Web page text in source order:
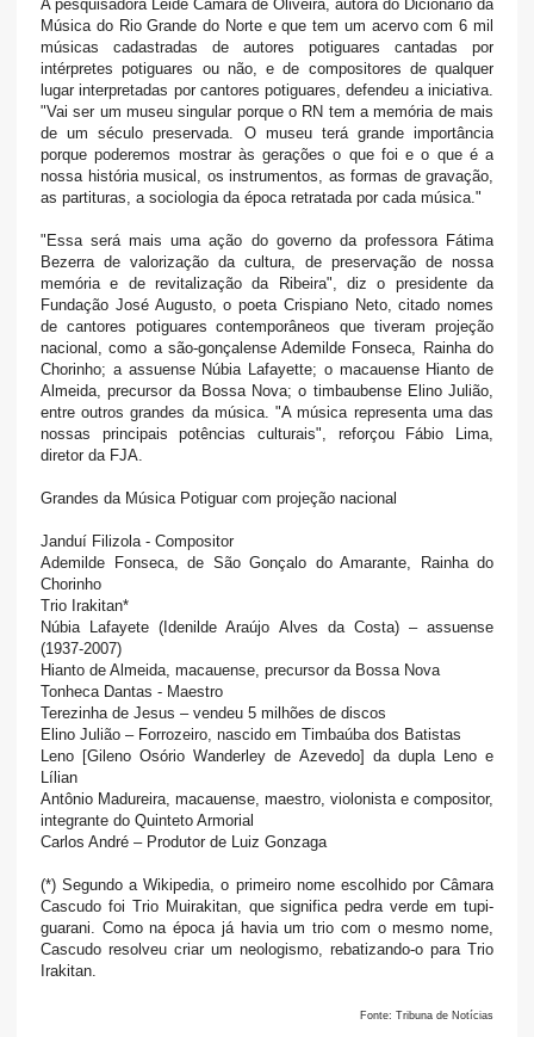
A pesquisadora Leide Câmara de Oliveira, autora do Dicionário da
Música do Rio Grande do Norte e que tem um acervo com 6 mil
músicas cadastradas de autores potiguares cantadas por
intérpretes potiguares ou não, e de compositores de qualquer
lugar interpretadas por cantores potiguares, defendeu a iniciativa.
"Vai ser um museu singular porque o RN tem a memória de mais
de um século preservada. O museu terá grande importância
porque poderemos mostrar às gerações o que foi e o que é a
nossa história musical, os instrumentos, as formas de gravação,
as partituras, a sociologia da época retratada por cada música."
"Essa será mais uma ação do governo da professora Fátima
Bezerra de valorização da cultura, de preservação de nossa
memória e de revitalização da Ribeira", diz o presidente da
Fundação José Augusto, o poeta Crispiano Neto, citado nomes
de cantores potiguares contemporâneos que tiveram projeção
nacional, como a são-gonçalense Ademilde Fonseca, Rainha do
Chorinho; a assuense Núbia Lafayette; o macauense Hianto de
Almeida, precursor da Bossa Nova; o timbaubense Elino Julião,
entre outros grandes da música. "A música representa uma das
nossas principais potências culturais", reforçou Fábio Lima,
diretor da FJA.
Grandes da Música Potiguar com projeção nacional
Janduí Filizola - Compositor
Ademilde Fonseca, de São Gonçalo do Amarante, Rainha do
Chorinho
Trio Irakitan*
Núbia Lafayete (Idenilde Araújo Alves da Costa) – assuense
(1937-2007)
Hianto de Almeida, macauense, precursor da Bossa Nova
Tonheca Dantas - Maestro
Terezinha de Jesus – vendeu 5 milhões de discos
Elino Julião – Forrozeiro, nascido em Timbaúba dos Batistas
Leno [Gileno Osório Wanderley de Azevedo] da dupla Leno e
Lílian
Antônio Madureira, macauense, maestro, violonista e compositor,
integrante do Quinteto Armorial
Carlos André – Produtor de Luiz Gonzaga
(*) Segundo a Wikipedia, o primeiro nome escolhido por Câmara
Cascudo foi Trio Muirakitan, que significa pedra verde em tupi-
guarani. Como na época já havia um trio com o mesmo nome,
Cascudo resolveu criar um neologismo, rebatizando-o para Trio
Irakitan.
Fonte: Tribuna de Notícias